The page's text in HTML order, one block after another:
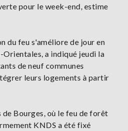
pour le week-end, estime
du feu s'améliore de jour en
Orientales, a indiqué jeudi la
de neuf communes
leurs logements à partir
de Bourges, où le feu de forêt
KNDS a été fixé